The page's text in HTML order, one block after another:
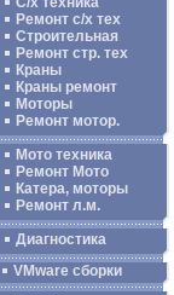
Ремонт с/х тех
Строительная
Ремонт стр. тех
Краны
Краны ремонт
Моторы
Ремонт мотор.
Мото техника
Ремонт Мото
Катера, моторы
Ремонт л.м.
Диагностика
VMware сборки